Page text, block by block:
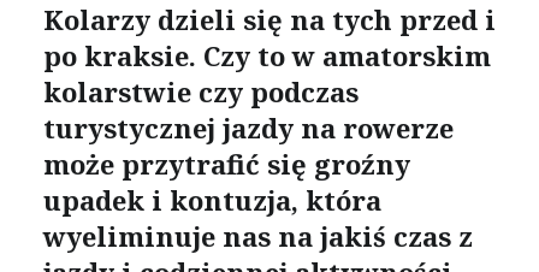
Kolarzy dzieli się na tych przed i
po kraksie. Czy to w amatorskim
kolarstwie czy podczas
turystycznej jazdy na rowerze
może przytrafić się groźny
upadek i kontuzja, która
wyeliminuje nas na jakiś czas z